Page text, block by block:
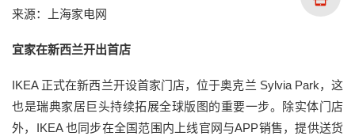
来源：上海家电网
宜家在新西兰开出首店
IKEA 正式在新西兰开设首家门店，位于奥克兰 Sylvia Park，这
也是瑞典家居巨头持续拓展全球版图的重要一步。除实体门店
外，IKEA 也同步在全国范围内上线官网与APP销售，提供送货